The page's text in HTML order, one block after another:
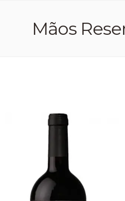
Mãos